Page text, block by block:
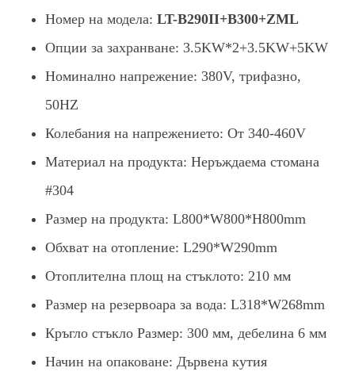
Номер на модела: LT-B290II+B300+ZML
Опции за захранване: 3.5KW*2+3.5KW+5KW
Номинално напрежение: 380V, трифазно,
50HZ
Колебания на напрежението: От 340-460V
Материал на продукта: Неръждаема стомана
#304
Размер на продукта: L800*W800*H800mm
Обхват на отопление: L290*W290mm
Отоплителна площ на стъклото: 210 мм
Размер на резервоара за вода: L318*W268mm
Кръгло стъкло Размер: 300 мм, дебелина 6 мм
Начин на опаковане: Дървена кутия